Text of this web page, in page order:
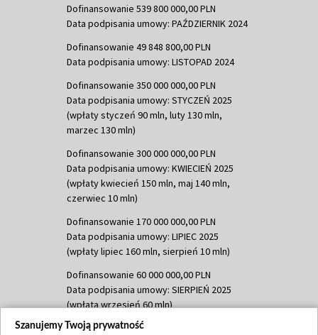
Dofinansowanie 539 800 000,00 PLN
Data podpisania umowy: PAŹDZIERNIK 2024
Dofinansowanie 49 848 800,00 PLN
Data podpisania umowy: LISTOPAD 2024
Dofinansowanie 350 000 000,00 PLN
Data podpisania umowy: STYCZEŃ 2025
(wpłaty styczeń 90 mln, luty 130 mln,
marzec 130 mln)
Dofinansowanie 300 000 000,00 PLN
Data podpisania umowy: KWIECIEŃ 2025
(wpłaty kwiecień 150 mln, maj 140 mln,
czerwiec 10 mln)
Dofinansowanie 170 000 000,00 PLN
Data podpisania umowy: LIPIEC 2025
(wpłaty lipiec 160 mln, sierpień 10 mln)
Dofinansowanie 60 000 000,00 PLN
Data podpisania umowy: SIERPIEŃ 2025
(wpłata wrzesień 60 mln)
Dofinansowanie 635 783 051,21 PLN
Szanujemy Twoją prywatność